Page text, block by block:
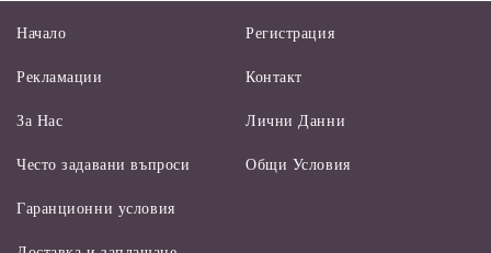
Начало
Рекламации
За Нас
Често задавани въпроси
Регистрация
Контакт
Лични Данни
Общи Условия
Гаранционни условия